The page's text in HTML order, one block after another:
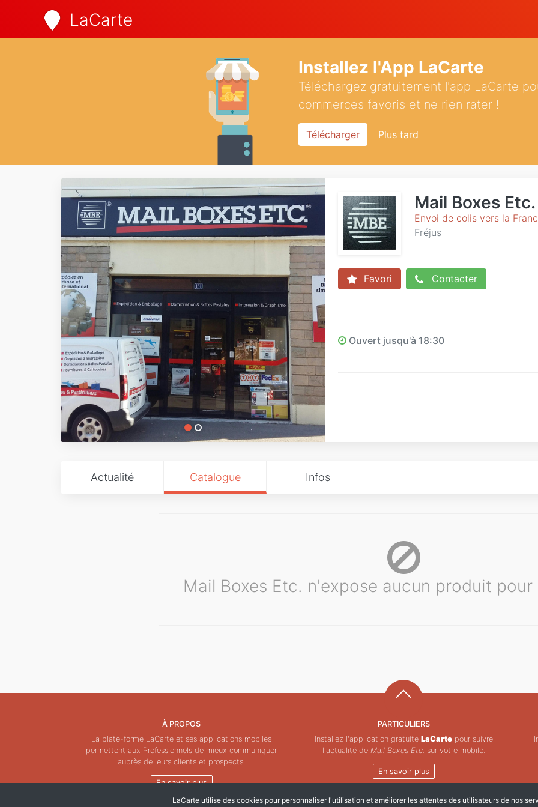
LaCarte
Installez l'App LaCarte
Téléchargez gratuitement l'app LaCarte
commerces favoris et ne rien rater !
Télécharger Plus tard
Mail Boxes Etc.
Envoi de colis vers la
Fréjus
Favori Contacter
Ouvert jusqu'à 18:30
Actualité Catalogue Infos
Mail Boxes Etc. n'expose aucun produit pour
À PROPOS
La plate-forme LaCarte et ses applications mobiles
permettent aux Professionnels de mieux communiquer
auprès de leurs clients et prospects.
En savoir plus
PARTICULIERS
Installez l'application gratuite LaCartepour suivre
l'actualité de Mail Boxes Etc. sur votre mobile.
En savoir plus
LaCarte utilise des cookies pour personnaliser l'utilisation et améliorer les attentes des utilisateurs de nos